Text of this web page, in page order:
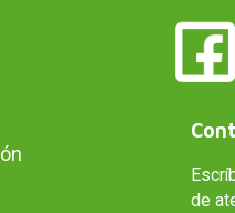
de